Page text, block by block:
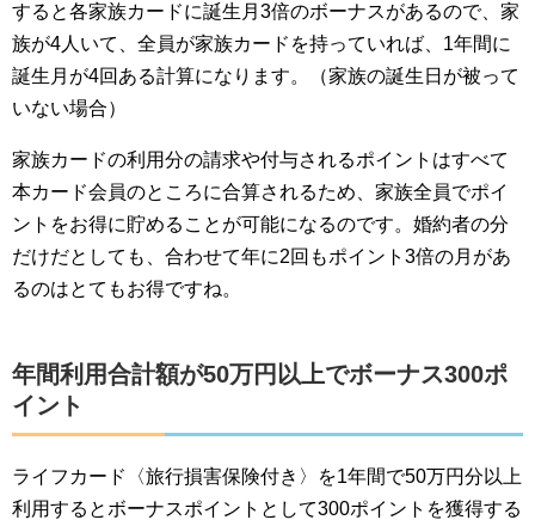
すると各家族カードに誕生月3倍のボーナスがあるので、家
族が4人いて、全員が家族カードを持っていれば、1年間に
誕生月が4回ある計算になります。（家族の誕生日が被って
いない場合）
家族カードの利用分の請求や付与されるポイントはすべて
本カード会員のところに合算されるため、家族全員でポイ
ントをお得に貯めることが可能になるのです。婚約者の分
だけだとしても、合わせて年に2回もポイント3倍の月があ
るのはとてもお得ですね。
年間利用合計額が50万円以上でボーナス300ポ
イント
ライフカード〈旅行損害保険付き〉を1年間で50万円分以上
利用するとボーナスポイントとして300ポイントを獲得する